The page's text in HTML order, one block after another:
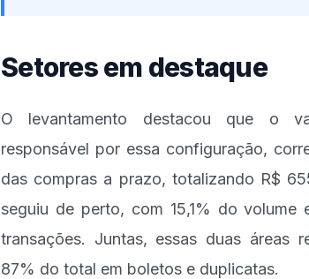
Setores em destaque
O levantamento destacou que o
responsável por essa configuração,
das compras a prazo, totalizando R$
seguiu de perto, com 15,1% do volume
transações. Juntas, essas duas áreas
87% do total em boletos e duplicatas.